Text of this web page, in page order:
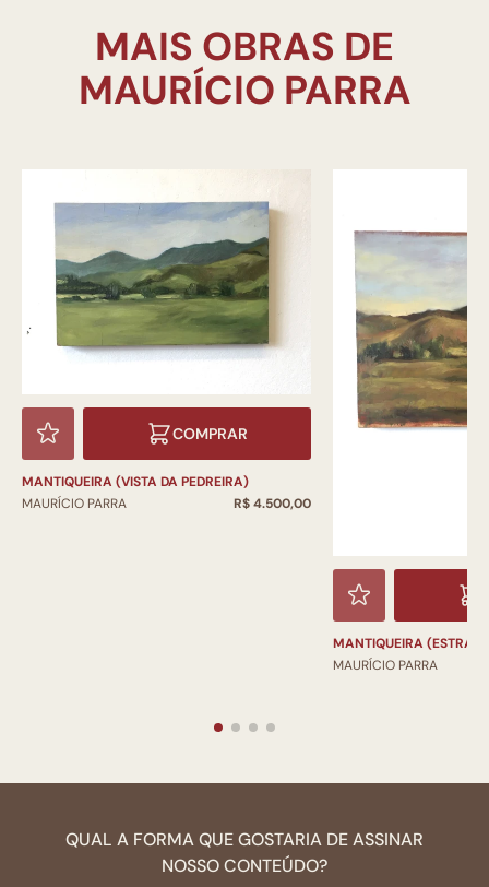
MAIS OBRAS DE
COMPRAR
MANTIQUEIRA (VISTA DA PEDREIRA)
MAURÍCIO PARRA
R$ 4.500,00
MANTIQUEIRA
MAURÍCIO PARRA
QUAL A FORMA QUE GOSTARIA DE ASSINAR
NOSSO CONTEÚDO?